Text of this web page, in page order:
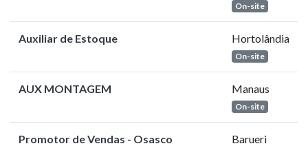
On-site
Auxiliar de Estoque Hortolândia
On-site
AUX MONTAGEM Manaus
On-site
Promotor de Vendas - Osasco Barueri